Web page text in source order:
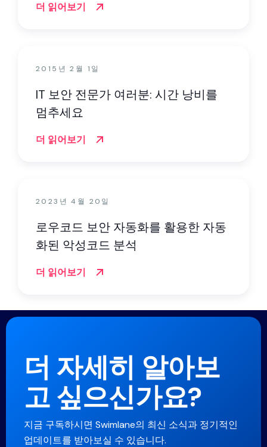
더 읽어보기
2015년 2월 1일
IT 보안 전문가 여러분: 시간 낭비를
멈추세요
더 읽어보기
2023년 4월 20일
로우코드 보안 자동화를 활용한 자동
화된 악성코드 분석
더 읽어보기
더 자세히 알아보
고 싶으신가요?
지금 구독하시면 Swimlane의 최신 소식과 정기적인
업데이트를 받아보실 수 있습니다.